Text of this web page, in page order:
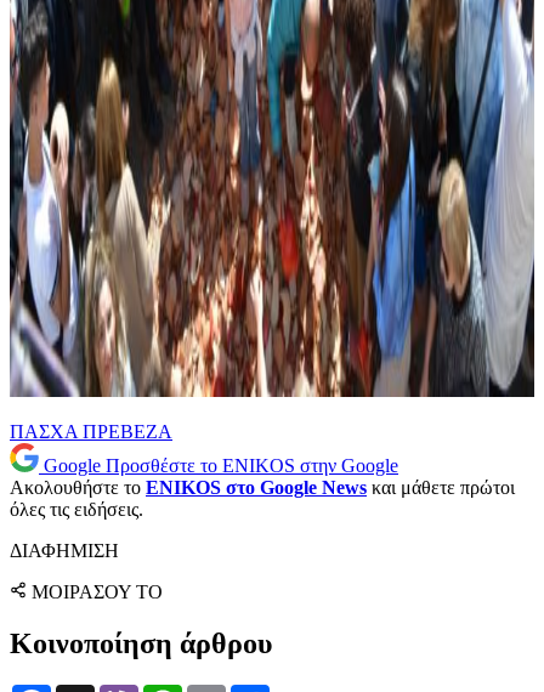
ΠΑΣΧΑ ΠΡΕΒΕΖΑ
Google Προσθέστε το ENIKOS στην Google
Ακολουθήστε το ENIKOS στο Google News και μάθετε πρώτοι
όλες τις ειδήσεις.
ΔΙΑΦΗΜΙΣΗ
ΜΟΙΡΑΣΟΥ ΤΟ
Κοινοποίηση άρθρου